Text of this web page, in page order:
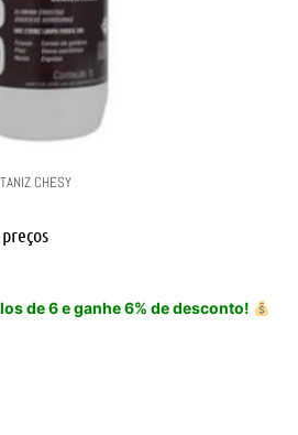
CHESY
de 6 e ganhe 6% de desconto!